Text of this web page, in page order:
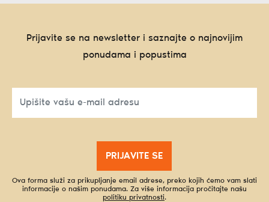
Prijavite se na newsletter i saznajte o najnovijim
ponudama i popustima
PRIJAVITE SE
Ova forma služi za prikupljanje email adrese, preko kojih ćemo vam slati
informacije o našim ponudama. Za više informacija pročitajte našu
politiku privatnosti.